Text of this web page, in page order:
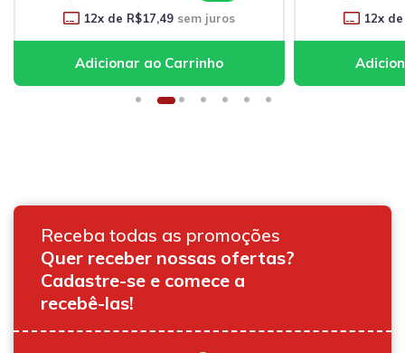
R$17,49sem juros R$18,33
Receba todas as promoções
Quer receber nossas ofertas?
Cadastre-se e comece a
recebê-las!